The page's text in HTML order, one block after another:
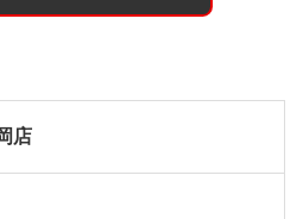
店